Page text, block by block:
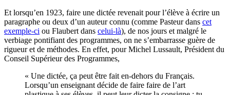
Et lorsqu’en 1923, faire une dictée revenait pour l’élève à écrire un
paragraphe ou deux d’un auteur connu (comme Pasteur dans cet
exemple-ci ou Flaubert dans celui-là), de nos jours et malgré le
verbiage pontifiant des programmes, on ne s’embarrasse guère de
rigueur et de méthodes. En effet, pour Michel Lussault, Président du
Conseil Supérieur des Programmes,
« Une dictée, ça peut être fait en-dehors du Français.
Lorsqu’un enseignant décide de faire faire de l’art